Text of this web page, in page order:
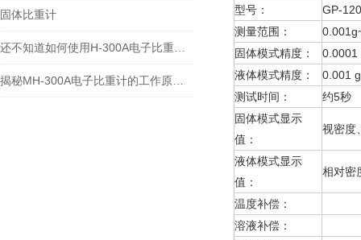
固体比重计 型号：
GP-
测量范围：
固体模式精度：
0.0001
液体模式精度：
0.001
测试时间：
约5秒
固体模式显示
值：
视密度
液体模式显示
值：
相对密
温度补偿：
溶液补偿：